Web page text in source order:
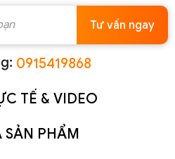
Tư vấn ngay
0915419868
TẾ & VIDEO
SẢN PHẨM